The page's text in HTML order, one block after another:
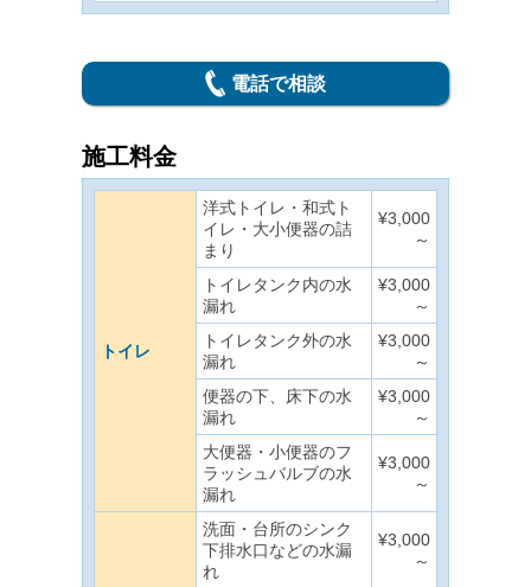
電話で相談
施工料金
トイレ
洋式トイレ・和式ト
イレ・大小便器の詰
まり
¥3,000
～
トイレタンク内の水
漏れ
¥3,000
～
トイレタンク外の水
漏れ
¥3,000
～
便器の下、床下の水
漏れ
¥3,000
～
大便器・小便器のフ
ラッシュバルブの水
漏れ
¥3,000
～
洗面・台所のシンク
下排水口などの水漏
れ
¥3,000
～